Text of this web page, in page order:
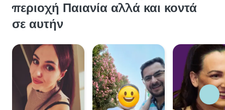
περιοχή Παιανία αλλά και κοντά
σε αυτήν